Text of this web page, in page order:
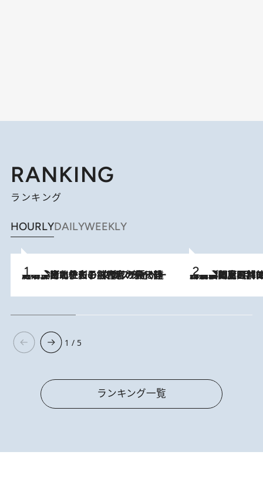
RANKING
ランキング
HOURLYDAILYWEEKLY
2026.8.3
《「文士の子ども被害者の会」発足！》阿川佐和子（72）が語る遠藤周作に北杜夫、劇作家・矢代静一の子どもたちの“文豪プライベート事件簿” 2026.8.8
「最後に見られてよかった」上野動物園の東園パンダ舎が解体前に特別公開。8月16日まで延長されたパネル展と共に辿る“半世紀”のパンダ飼育《解体工事の図面あり》
1 / 5
ランキング一覧